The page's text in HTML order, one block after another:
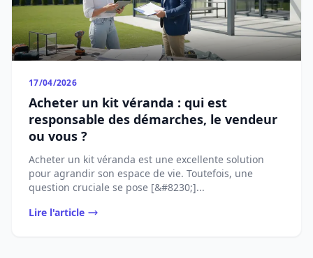
17/04/2026
Acheter un kit véranda : qui est
responsable des démarches, le vendeur
ou vous ?
Acheter un kit véranda est une excellente solution
pour agrandir son espace de vie. Toutefois, une
question cruciale se pose [&#8230;]...
Lire l'article